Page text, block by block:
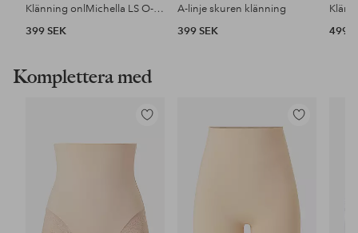
Klänning onlMichella LS O-neck Dress Knt
399 SEK
A-linje skuren klänning
399 SEK
499
Komplettera med
Lägg
i
Lägg
i
favoriter